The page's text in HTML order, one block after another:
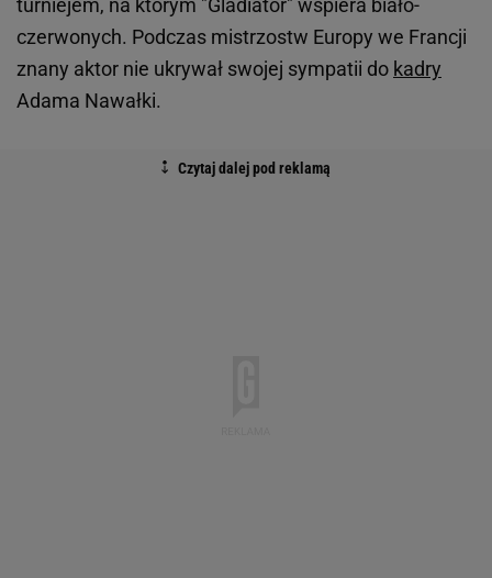
turniejem, na którym "Gladiator" wspiera biało-
czerwonych. Podczas mistrzostw Europy we Francji
znany aktor nie ukrywał swojej sympatii do kadry
Adama Nawałki.